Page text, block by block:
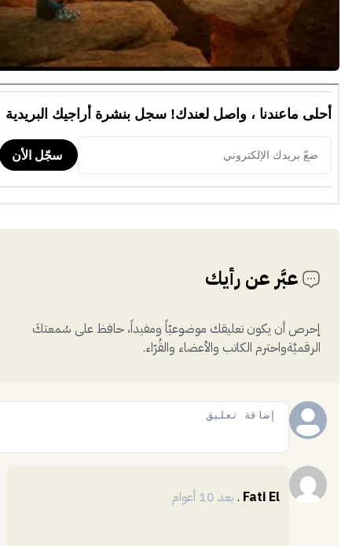
عبَّر عن رأيك
إحرص أن يكون تعليقك موضوعيّاً ومفيداً، حافظ على سُمعتكَ
الرقميَّةواحترم الكاتب والأعضاء والقُرّاء.
Fati El
. بعد 10 أعوام